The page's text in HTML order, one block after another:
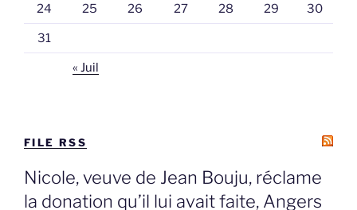
24 25 26 27 28 29 30
31
« Juil
FILE RSS
Nicole, veuve de Jean Bouju, réclame
la donation qu’il lui avait faite, Angers